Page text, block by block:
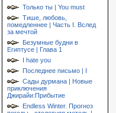
Только ты | You must
Тише, любовь,
помедленнее | Часть I. Вслед
за мечтой
Безумные будни в
Египтусе | Глава 1
I hate you
Последнее письмо | I
Сады дурмана | Новые
приключения
Джирайи:Прибытие
Endless Winter. Прогноз